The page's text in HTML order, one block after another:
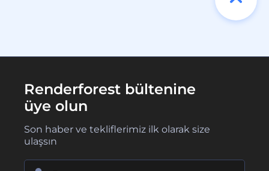
Renderforest bültenine
üye olun
Son haber ve tekliflerimiz ilk olarak size
ulaşsın